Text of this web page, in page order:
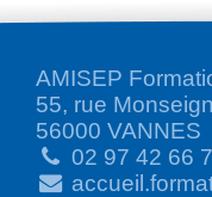
AMISEP
55, rue
56000 VANNES
02 97 42 66